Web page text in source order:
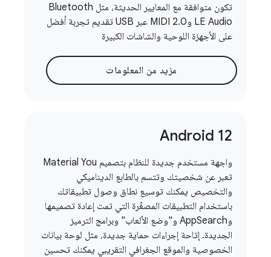
تكون متوافقة مع المعايير الحديثة، مثل Bluetooth
LE Audio وMIDI 2.0 عبر USB تقديم تجربة أفضل
على الأجهزة اللوحية والشاشات الكبيرة
مزيد من المعلومات
Android 12
واجهة مستخدم جديدة للنظام بتصميم Material You
تعبر عن شخصيتك وتتسم بالطابع الديناميكي
والتخصيص يمكنك توسيع نطاق وصول تطبيقاتك
باستخدام التطبيقات المصغّرة التي تمت إعادة تصميمها
وAppSearch و"وضع الألعاب" وبرامج الترميز
الجديدة. إتاحة إجراءات حماية جديدة، مثل لوحة بيانات
الخصوصية والموقع الجغرافي التقريبي يمكنك تحسين